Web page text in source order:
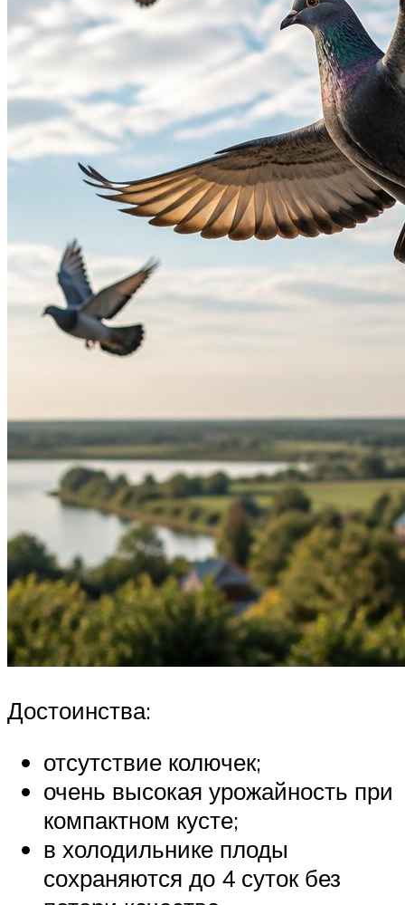
Достоинства:
отсутствие колючек;
очень высокая урожайность при
компактном кусте;
в холодильнике плоды
сохраняются до 4 суток без